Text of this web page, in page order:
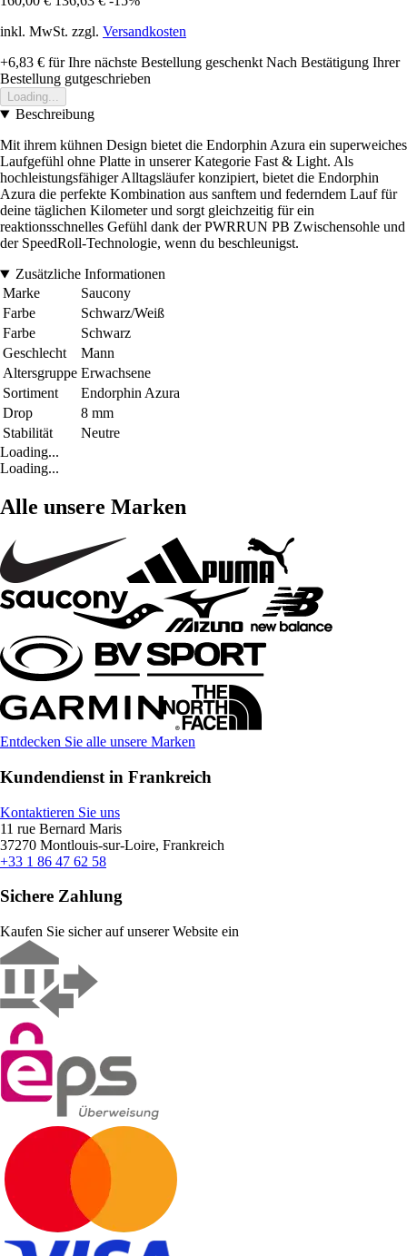
inkl. MwSt. zzgl. Versandkosten
+6,83 € für Ihre nächste Bestellung geschenkt Nach Bestätigung Ihrer
Bestellung gutgeschrieben
Loading...
Beschreibung
Mit ihrem kühnen Design bietet die Endorphin Azura ein superweiches
Laufgefühl ohne Platte in unserer Kategorie Fast & Light. Als
hochleistungsfähiger Alltagsläufer konzipiert, bietet die Endorphin
Azura die perfekte Kombination aus sanftem und federndem Lauf für
deine täglichen Kilometer und sorgt gleichzeitig für ein
reaktionsschnelles Gefühl dank der PWRRUN PB Zwischensohle und
der SpeedRoll-Technologie, wenn du beschleunigst.
Zusätzliche Informationen
Marke
Saucony
Farbe
Schwarz/Weiß
Farbe
Schwarz
Geschlecht
Mann
Altersgruppe Erwachsene
Sortiment
Endorphin Azura
Drop
8 mm
Stabilität
Neutre
Loading...
Loading...
Alle unsere Marken
Entdecken Sie alle unsere Marken
Kundendienst in Frankreich
Kontaktieren Sie uns
11 rue Bernard Maris
37270 Montlouis-sur-Loire, Frankreich
+33 1 86 47 62 58
Sichere Zahlung
Kaufen Sie sicher auf unserer Website ein